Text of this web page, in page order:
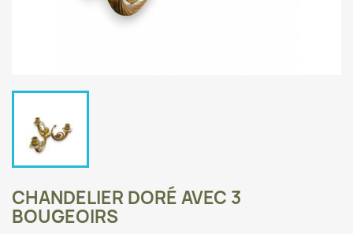
CHANDELIER DORÉ AVEC 3
BOUGEOIRS